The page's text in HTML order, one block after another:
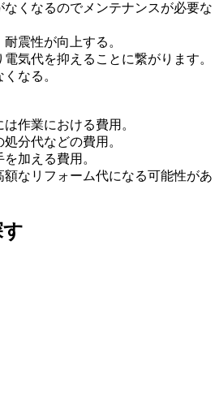
くなるのでメンテナンスが必要な
震性が向上する。
気代を抑えることに繋がります。
なる。
作業における費用。
分代などの費用。
加える費用。
額なリフォーム代になる可能性があ